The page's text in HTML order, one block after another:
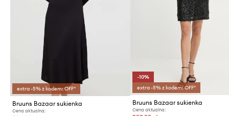
extra -5% z kodem: OFF*
Bruuns Bazaar sukienka
Cena aktualna:
-10%
extra -5% z kodem: OFF*
Bruuns Bazaar sukienka
Cena aktualna: